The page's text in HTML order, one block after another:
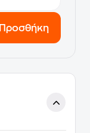
Προσθήκη